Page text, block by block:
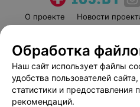
О проекте Новости
Пользовательское
Вакансии
Написать
Обработка
Наш сайт использует файлы
удобства пользователей
статистики и предоставления
рекомендаций.